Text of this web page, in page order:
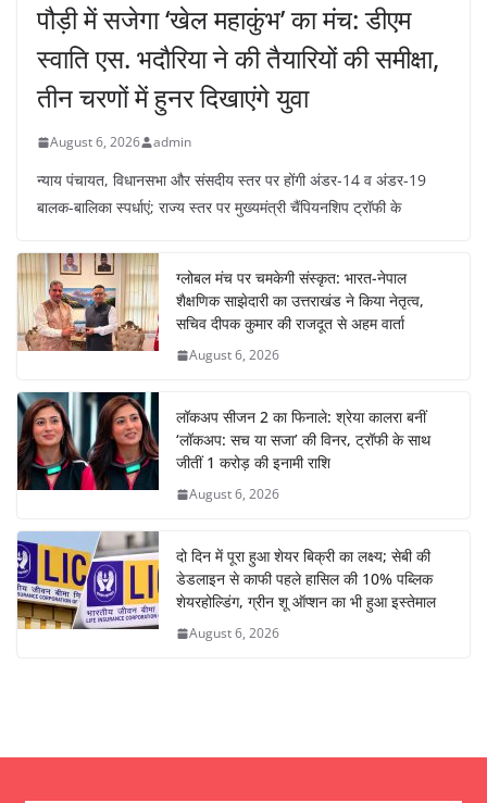
पौड़ी में सजेगा ‘खेल महाकुंभ’ का मंच: डीएम
स्वाति एस. भदौरिया ने की तैयारियों की समीक्षा,
तीन चरणों में हुनर दिखाएंगे युवा
August 6, 2026 admin
न्याय पंचायत, विधानसभा और संसदीय स्तर पर होंगी अंडर-14 व अंडर-19
बालक-बालिका स्पर्धाएं; राज्य स्तर पर मुख्यमंत्री चैंपियनशिप ट्रॉफी के
ग्लोबल मंच पर चमकेगी संस्कृत: भारत-नेपाल
शैक्षणिक साझेदारी का उत्तराखंड ने किया नेतृत्व,
सचिव दीपक कुमार की राजदूत से अहम वार्ता
August 6, 2026
लॉकअप सीजन 2 का फिनाले: श्रेया कालरा बनीं
‘लॉकअप: सच या सजा’ की विनर, ट्रॉफी के साथ
जीतीं 1 करोड़ की इनामी राशि
August 6, 2026
दो दिन में पूरा हुआ शेयर बिक्री का लक्ष्य; सेबी की
डेडलाइन से काफी पहले हासिल की 10% पब्लिक
शेयरहोल्डिंग, ग्रीन शू ऑप्शन का भी हुआ इस्तेमाल
August 6, 2026